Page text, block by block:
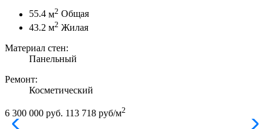
55.4 м2 Общая
43.2 м2 Жилая
Материал стен:
Панельный
Ремонт:
Косметический
6 300 000 руб. 113 718 руб/м2